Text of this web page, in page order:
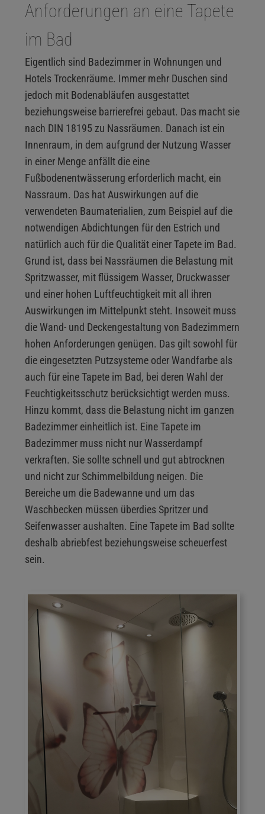
Anforderungen an eine Tapete
im Bad
Eigentlich sind Badezimmer in Wohnungen und
Hotels Trockenräume. Immer mehr Duschen sind
jedoch mit Bodenabläufen ausgestattet
beziehungsweise barrierefrei gebaut. Das macht sie
nach DIN 18195 zu Nassräumen. Danach ist ein
Innenraum, in dem aufgrund der Nutzung Wasser
in einer Menge anfällt die eine
Fußbodenentwässerung erforderlich macht, ein
Nassraum. Das hat Auswirkungen auf die
verwendeten Baumaterialien, zum Beispiel auf die
notwendigen Abdichtungen für den Estrich und
natürlich auch für die Qualität einer Tapete im Bad.
Grund ist, dass bei Nassräumen die Belastung mit
Spritzwasser, mit flüssigem Wasser, Druckwasser
und einer hohen Luftfeuchtigkeit mit all ihren
Auswirkungen im Mittelpunkt steht. Insoweit muss
die Wand- und Deckengestaltung von Badezimmern
hohen Anforderungen genügen. Das gilt sowohl für
die eingesetzten Putzsysteme oder Wandfarbe als
auch für eine Tapete im Bad, bei deren Wahl der
Feuchtigkeitsschutz berücksichtigt werden muss.
Hinzu kommt, dass die Belastung nicht im ganzen
Badezimmer einheitlich ist. Eine Tapete im
Badezimmer muss nicht nur Wasserdampf
verkraften. Sie sollte schnell und gut abtrocknen
und nicht zur Schimmelbildung neigen. Die
Bereiche um die Badewanne und um das
Waschbecken müssen überdies Spritzer und
Seifenwasser aushalten. Eine Tapete im Bad sollte
deshalb abriebfest beziehungsweise scheuerfest
sein.